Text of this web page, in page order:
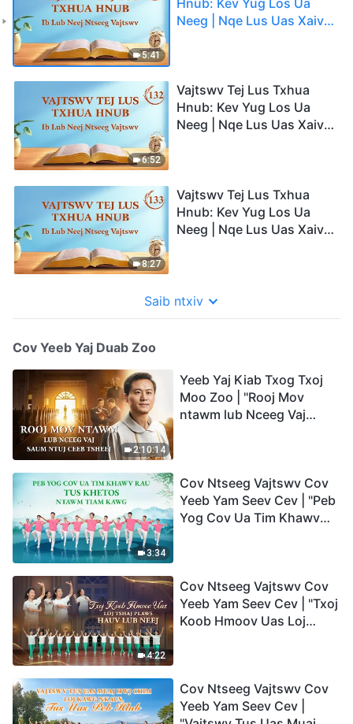
5:41
Neeg | Nqe Lus Uas Xaiv
6:52
Vajtswv Tej Lus Txhua
Hnub: Kev Yug Los Ua
Neeg | Nqe Lus Uas Xaiv
8:27
Vajtswv Tej Lus Txhua
Hnub: Kev Yug Los Ua
Neeg | Nqe Lus Uas Xaiv
Saib ntxiv
Cov Yeeb Yaj Duab Zoo
2:10:14
Yeeb Yaj Kiab Txog Txoj
Moo Zoo | "Rooj Mov
ntawm lub Nceeg Vaj
3:34
Cov Ntseeg Vajtswv Cov
Yeeb Yam Seev Cev | "Peb
Yog Cov Ua Tim Khawv
4:22
Cov Ntseeg Vajtswv Cov
Yeeb Yam Seev Cev | "Txoj
Koob Hmoov Uas Loj
Cov Ntseeg Vajtswv Cov
Yeeb Yam Seev Cev |